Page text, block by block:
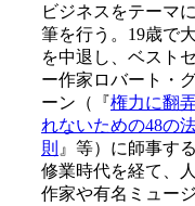
ビジネスをテーマ
筆を行う。19歳で
を中退し、ベスト
ー作家ロバート・
ーン（『権力に翻
れないための48の
則 』等）に師事する
修業時代を経て、
作家や有名ミュー